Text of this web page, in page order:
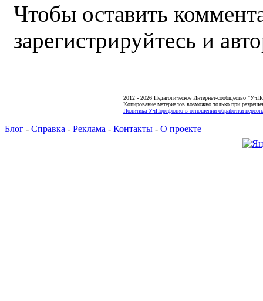
Чтобы оставить
зарегистрируйтесь и
2012 - 2026 Педагогическое Интернет-сообщество
Копирование материалов возможно только при
Политика УчПортфолио в отношении обработки
Блог - Справка - Реклама - Контакты - О проекте